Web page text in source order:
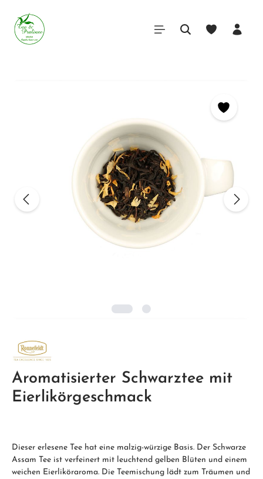
Aromatisierter Schwarztee mit
Eierlikörgeschmack
Dieser erlesene Tee hat eine malzig-würzige Basis. Der Schwarze
Assam Tee ist verfeinert mit leuchtend gelben Blüten und einem
weichen Eierliköraroma. Die Teemischung lädt zum Träumen und